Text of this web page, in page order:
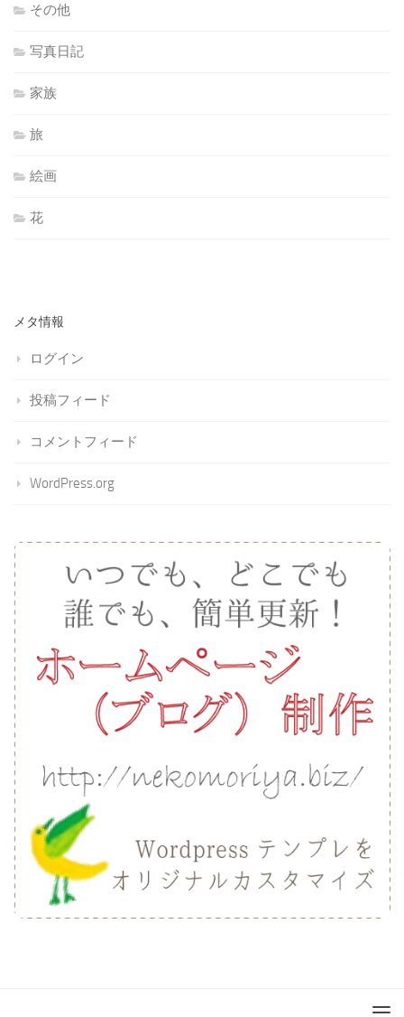
その他
写真日記
家族
旅
絵画
花
メタ情報
ログイン
投稿フィード
コメントフィード
WordPress.org